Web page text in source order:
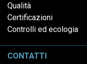
Qualità
Certificazioni
Controlli ed ecologia
CONTATTI